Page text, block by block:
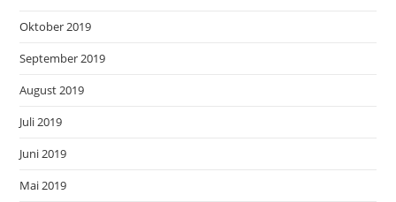
Oktober 2019
September 2019
August 2019
Juli 2019
Juni 2019
Mai 2019